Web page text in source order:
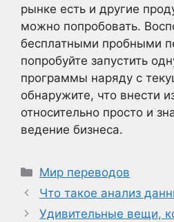
рынке есть и другие
можно попробовать.
бесплатными пробными
попробуйте запустить
программы наряду с
обнаружите, что внести
относительно просто и
ведение бизнеса.
Рубрики
Мир переводов
Что такое анализ
Удивительные вещи,